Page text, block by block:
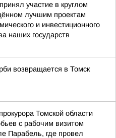
участие в круглом
лучшим проектам
и инвестиционного
наших государств
возвращается в Томск
Томской области
с рабочим визитом
Парабель, где провел